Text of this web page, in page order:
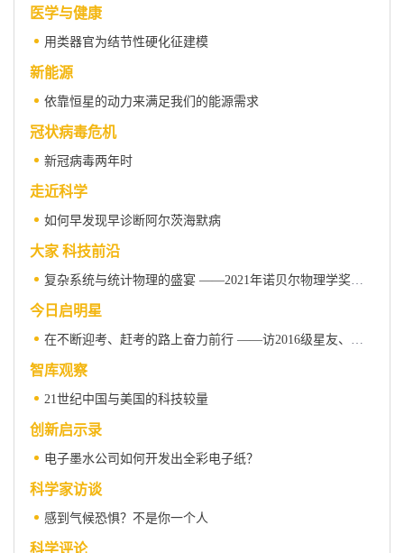
医学与健康
用类器官为结节性硬化征建模
新能源
依靠恒星的动力来满足我们的能源需求
冠状病毒危机
新冠病毒两年时
走近科学
如何早发现早诊断阿尔茨海默病
大家 科技前沿
今日启明星
智库观察
21世纪中国与美国的科技较量
创新启示录
电子墨水公司如何开发出全彩电子纸？
科学家访谈
感到气候恐惧？不是你一个人
科学评论